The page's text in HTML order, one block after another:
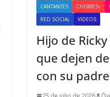
CANTANTES CHISMES+
RED SOCIAL
VIDEOS
Hijo de
que dejen
con su padre